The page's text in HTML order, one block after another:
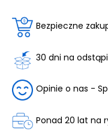
Bezpieczne
30 dni na
Opinie o nas -
Ponad 20 lat na